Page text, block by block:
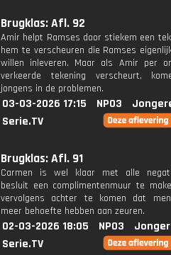
Brugklas: Afl. 92
Amir helpt Ramses door stiekem een
hem te verscheuren die Ramses
willen inleveren. Maar als Amir per
verkeerde tekening verscheurt,
jongens in de problemen.
03-03-2026 17:15 NPO3
Serie.TV
Brugklas: Afl. 91
Carmen is wel klaar met alle
besluit een complimentenmuur te
vervolgens achter te komen dat
meer behoefte hebben aan zeuren.
02-03-2026 18:05 NPO3
Serie.TV